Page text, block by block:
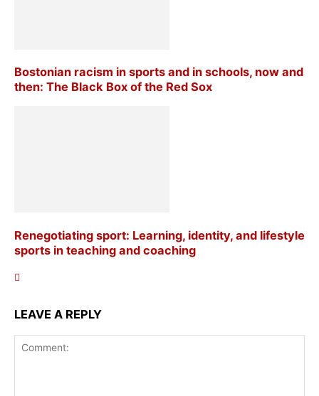
Bostonian racism in sports and in schools, now and
then: The Black Box of the Red Sox
Renegotiating sport: Learning, identity, and lifestyle
sports in teaching and coaching
LEAVE A REPLY